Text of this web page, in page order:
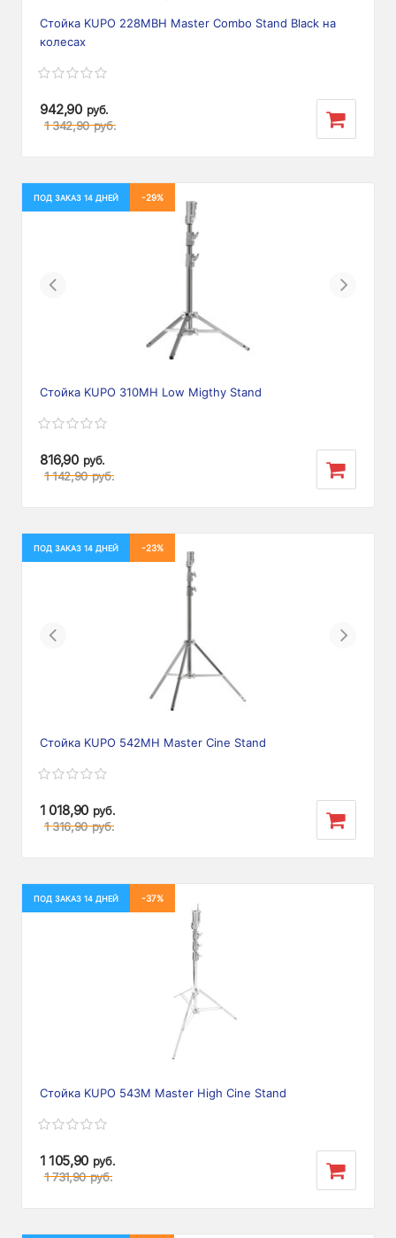
Стойка KUPO 228MBH Master Combo Stand Black на
колесах
942,90 руб.
1 342,90 руб.
ПОД ЗАКАЗ 14 ДНЕЙ -29%
Previous Next
Стойка KUPO 310MH Low Migthy Stand
816,90 руб.
1 142,90 руб.
ПОД ЗАКАЗ 14 ДНЕЙ -23%
Previous Next
Стойка KUPO 542MH Master Cine Stand
1 018,90 руб.
1 316,90 руб.
ПОД ЗАКАЗ 14 ДНЕЙ -37%
Стойка KUPO 543M Master High Cine Stand
1 105,90 руб.
1 731,90 руб.